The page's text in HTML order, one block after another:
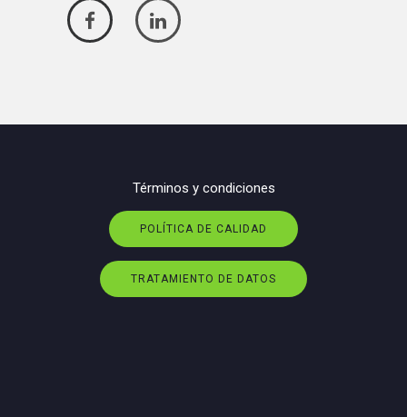
Términos y condiciones
POLÍTICA DE CALIDAD
TRATAMIENTO DE DATOS